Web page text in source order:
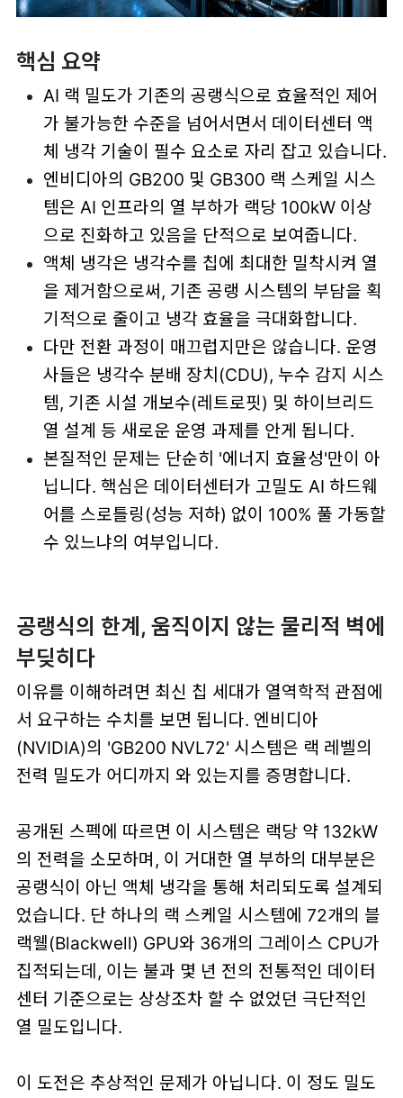
핵심 요약
AI 랙 밀도가 기존의 공랭식으로 효율적인 제어
가 불가능한 수준을 넘어서면서 데이터센터 액
체 냉각 기술이 필수 요소로 자리 잡고 있습니다.
엔비디아의 GB200 및 GB300 랙 스케일 시스
템은 AI 인프라의 열 부하가 랙당 100kW 이상
으로 진화하고 있음을 단적으로 보여줍니다.
액체 냉각은 냉각수를 칩에 최대한 밀착시켜 열
을 제거함으로써, 기존 공랭 시스템의 부담을 획
기적으로 줄이고 냉각 효율을 극대화합니다.
다만 전환 과정이 매끄럽지만은 않습니다. 운영
사들은 냉각수 분배 장치(CDU), 누수 감지 시스
템, 기존 시설 개보수(레트로핏) 및 하이브리드
열 설계 등 새로운 운영 과제를 안게 됩니다.
본질적인 문제는 단순히 '에너지 효율성'만이 아
닙니다. 핵심은 데이터센터가 고밀도 AI 하드웨
어를 스로틀링(성능 저하) 없이 100% 풀 가동할
수 있느냐의 여부입니다.
공랭식의 한계, 움직이지 않는 물리적 벽에
부딪히다
이유를 이해하려면 최신 칩 세대가 열역학적 관점에
서 요구하는 수치를 보면 됩니다. 엔비디아
(NVIDIA)의 'GB200 NVL72' 시스템은 랙 레벨의
전력 밀도가 어디까지 와 있는지를 증명합니다.
공개된 스펙에 따르면 이 시스템은 랙당 약 132kW
의 전력을 소모하며, 이 거대한 열 부하의 대부분은
공랭식이 아닌 액체 냉각을 통해 처리되도록 설계되
었습니다. 단 하나의 랙 스케일 시스템에 72개의 블
랙웰(Blackwell) GPU와 36개의 그레이스 CPU가
집적되는데, 이는 불과 몇 년 전의 전통적인 데이터
센터 기준으로는 상상조차 할 수 없었던 극단적인
열 밀도입니다.
이 도전은 추상적인 문제가 아닙니다. 이 정도 밀도